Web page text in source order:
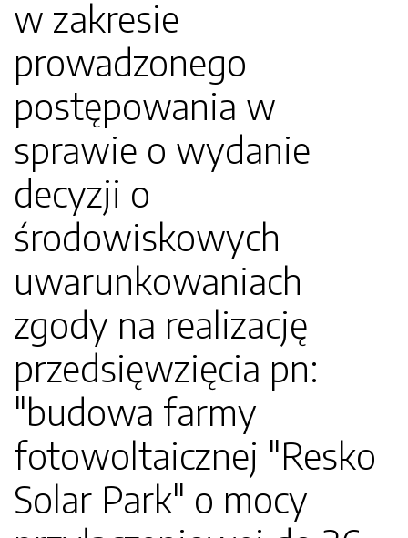
w zakresie
prowadzonego
postępowania w
sprawie o wydanie
decyzji o
środowiskowych
uwarunkowaniach
zgody na realizację
przedsięwzięcia pn:
"budowa farmy
fotowoltaicznej "Resko
Solar Park" o mocy